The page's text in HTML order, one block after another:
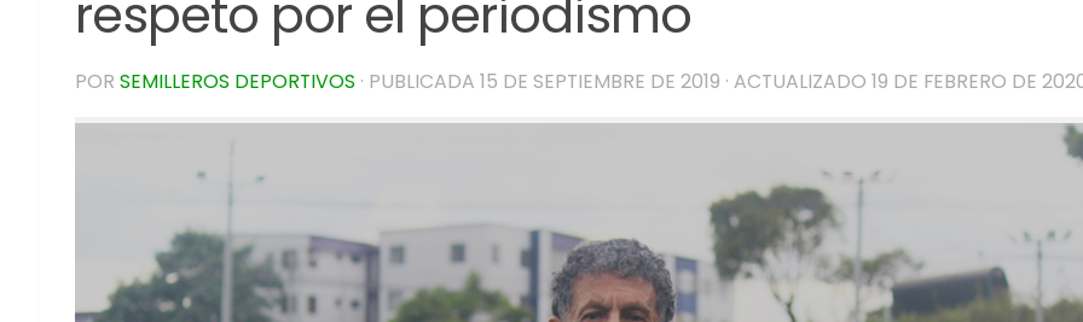
respeto por el periodismo
POR SEMILLEROS DEPORTIVOS · PUBLICADA 15 DE SEPTIEMBRE DE 2019 · ACTUALIZADO 19 DE FEBRERO DE